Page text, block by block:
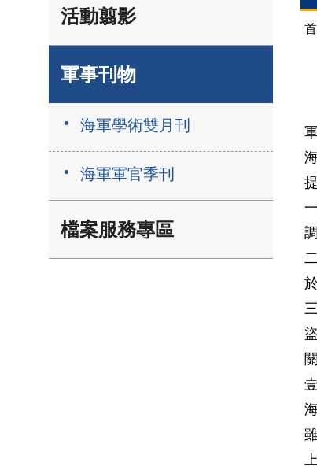
活動翦影
軍事刊物
海軍學術雙月刊
海軍軍官季刊
檔案服務專區